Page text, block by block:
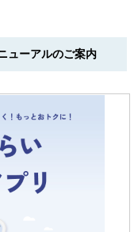
ューアルのご案内